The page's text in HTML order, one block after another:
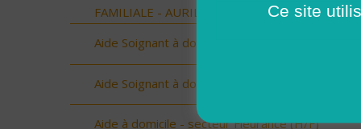
FAMILIALE - AURILLAC (15000) (H/F)
Aide Soignant à domicile SERIGNAN (H/F)
Aide Soignant à domicile SERIGNAN (H/F)
Aide à domicile - secteur Fleurance (H/F)
Ce site